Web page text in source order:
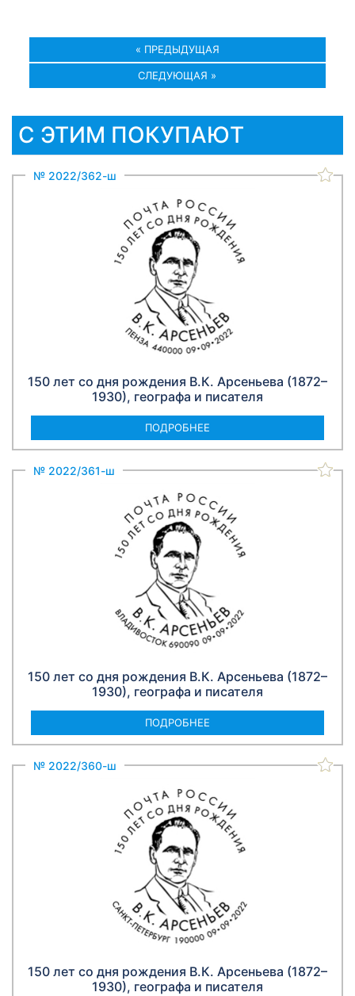
« ПРЕДЫДУЩАЯ
СЛЕДУЮЩАЯ »
С ЭТИМ ПОКУПАЮТ
№ 2022/362-ш
150 лет со дня рождения В.К. Арсеньева (1872–
1930), географа и писателя
ПОДРОБНЕЕ
№ 2022/361-ш
150 лет со дня рождения В.К. Арсеньева (1872–
1930), географа и писателя
ПОДРОБНЕЕ
№ 2022/360-ш
150 лет со дня рождения В.К. Арсеньева (1872–
1930), географа и писателя